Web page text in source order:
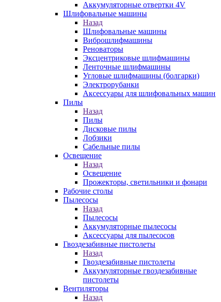
Аккумуляторные отвертки 4V
Шлифовальные машины
Назад
Шлифовальные машины
Виброшлифмашины
Реноваторы
Эксцентриковые шлифмашины
Ленточные шлифмашины
Угловые шлифмашины (болгарки)
Электрорубанки
Аксессуары для шлифовальных машин
Пилы
Назад
Пилы
Дисковые пилы
Лобзики
Сабельные пилы
Освещение
Назад
Освещение
Прожекторы, светильники и фонари
Рабочие столы
Пылесосы
Назад
Пылесосы
Аккумуляторные пылесосы
Аксессуары для пылесосов
Гвоздезабивные пистолеты
Назад
Гвоздезабивные пистолеты
Аккумуляторные гвоздезабивные
пистолеты
Вентиляторы
Назад